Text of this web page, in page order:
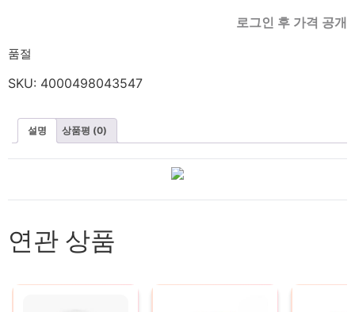
로그인 후 가격 공개
품절
SKU: 4000498043547
설명 상품평 (0)
연관 상품